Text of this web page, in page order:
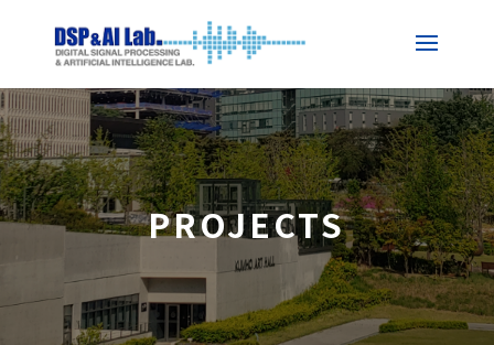
PROJECTS